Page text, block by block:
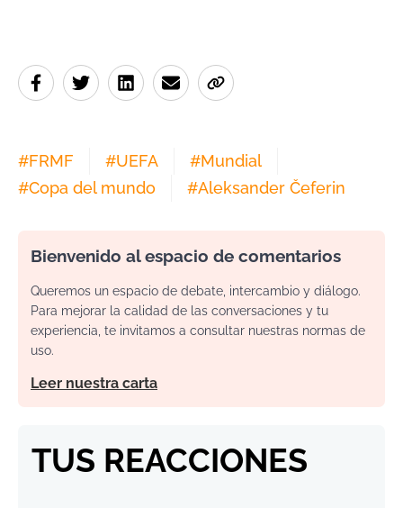
#FRMF #UEFA #Mundial
#Copa del mundo #Aleksander Čeferin
Bienvenido al espacio de comentarios
Queremos un espacio de debate, intercambio y diálogo.
Para mejorar la calidad de las conversaciones y tu
experiencia, te invitamos a consultar nuestras normas de
uso.
Leer nuestra carta
TUS REACCIONES